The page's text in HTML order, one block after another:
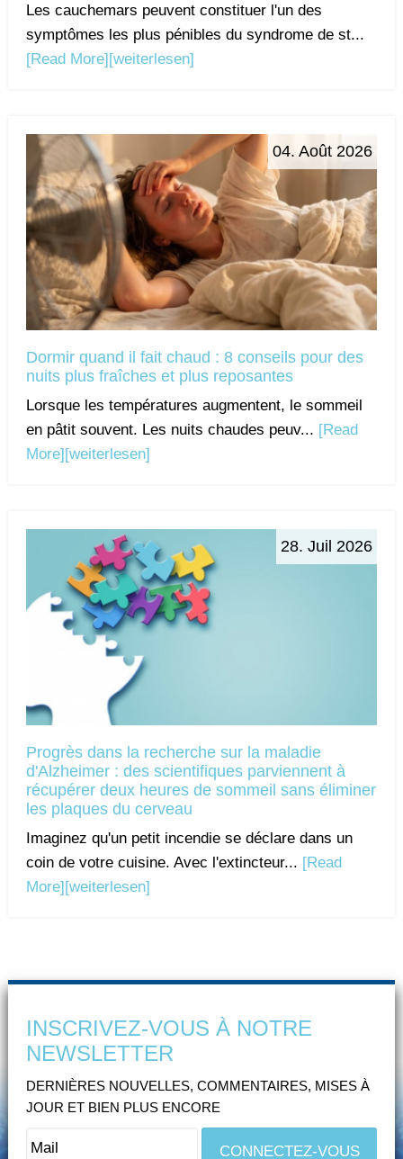
Les cauchemars peuvent constituer l'un des
symptômes les plus pénibles du syndrome de st...
[Read More][weiterlesen]
04. Août 2026
Dormir quand il fait chaud : 8 conseils pour des
nuits plus fraîches et plus reposantes
Lorsque les températures augmentent, le sommeil
en pâtit souvent. Les nuits chaudes peuv... [Read
More][weiterlesen]
28. Juil 2026
Progrès dans la recherche sur la maladie
d'Alzheimer : des scientifiques parviennent à
récupérer deux heures de sommeil sans éliminer
les plaques du cerveau
Imaginez qu'un petit incendie se déclare dans un
coin de votre cuisine. Avec l'extincteur... [Read
More][weiterlesen]
INSCRIVEZ-VOUS À NOTRE
NEWSLETTER
DERNIÈRES NOUVELLES, COMMENTAIRES, MISES À
JOUR ET BIEN PLUS ENCORE